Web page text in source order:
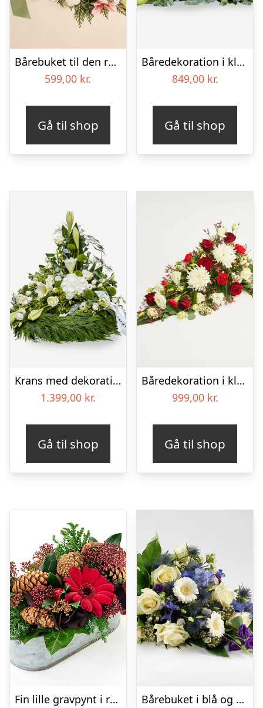
Bårebuket til den rolige afsked med bånd
599,00 kr.
Gå til shop
Båredekoration i klassisk stil – creme
849,00 kr.
Gå til shop
Krans med dekoration i klassisk stil og bånd creme
1.399,00 kr.
Gå til shop
Båredekoration i klassisk stil – rød og hvid
999,00 kr.
Gå til shop
Fin lille gravpynt i rød, floristens valg – Blomster til begravelse Bårebuket i blå og hvide nuancer – Blomster til begravelse